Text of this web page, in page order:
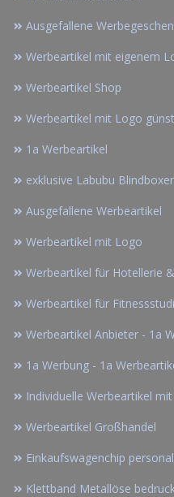
Ausgefallene
Werbeartikel mit eigenem
Werbeartikel Shop
Werbeartikel mit Logo
1a Werbeartikel
exklusive Labubu
Ausgefallene Werbeartikel
Werbeartikel mit Logo
Werbeartikel für Hotellerie
Werbeartikel für
Werbeartikel Anbieter - 1a
1a Werbung - 1a
Individuelle Werbeartikel
Werbeartikel Großhandel
Einkaufswagenchip
Klettband Metallöse